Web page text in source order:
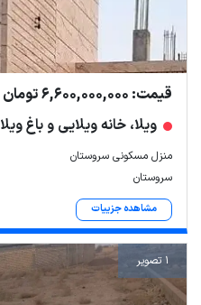
قیمت: 6,600,000,000 تومان
ویلا، خانه ویلایی و باغ ویلا
منزل مسکونی سروستان
سروستان
مشاهده جزییات
1 تصویر